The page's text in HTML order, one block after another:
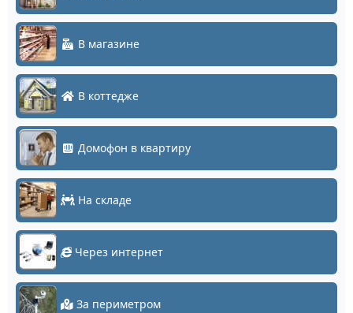
В магазине
В коттедже
Домофон в квартиру
На складе
Через интернет
За периметром